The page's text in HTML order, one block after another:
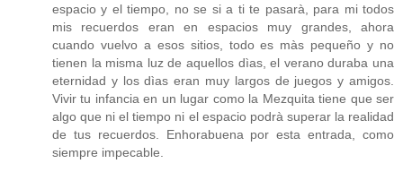
espacio y el tiempo, no se si a ti te pasarà, para mi todos
mis recuerdos eran en espacios muy grandes, ahora
cuando vuelvo a esos sitios, todo es màs pequeño y no
tienen la misma luz de aquellos dìas, el verano duraba una
eternidad y los dìas eran muy largos de juegos y amigos.
Vivir tu infancia en un lugar como la Mezquita tiene que ser
algo que ni el tiempo ni el espacio podrà superar la realidad
de tus recuerdos. Enhorabuena por esta entrada, como
siempre impecable.